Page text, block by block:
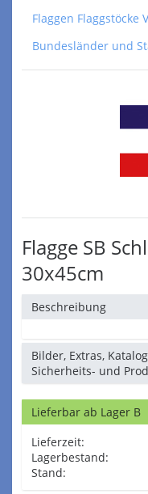
Flaggen Flaggstöcke
Bundesländer und
Flagge SB
30x45cm
Beschreibung
Bilder, Extras,
Sicherheits- und
Lieferbar ab Lager B
Lieferzeit:
Lagerbestand:
Stand: